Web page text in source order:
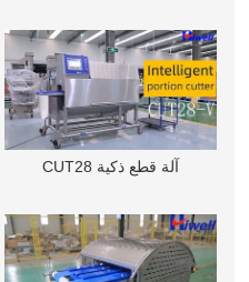
آلة قطع ذكية CUT28